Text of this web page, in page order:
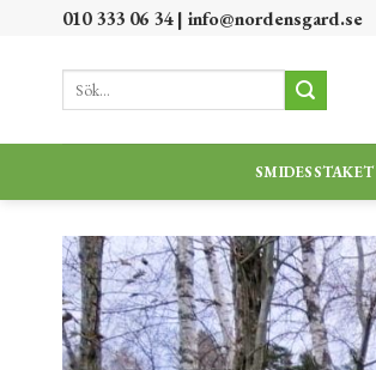
010 333 06 34 | info@nordensgard.se
efter:
SMIDESSTAKET